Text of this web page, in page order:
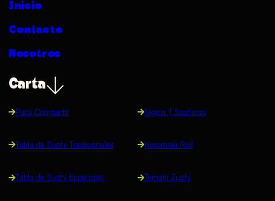
Inicio
Contacto
Nosotros
Carta
Para Compartir
Tabla de Sushi Tradicionales
Tabla de Sushi Especiales
Nigiris | Sashimis
Hosomaki Roll
Temaki Zushi